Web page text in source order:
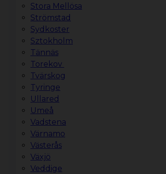
Stora Mellösa
Strömstad
Sydkoster
Sztokholm
Tännäs
Torekov
Tvärskog
Tyringe
Ullared
Umeå
Vadstena
Värnamo
Västerås
Växjö
Veddige